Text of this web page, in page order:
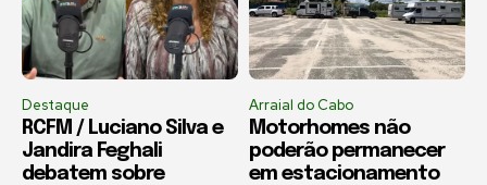
Destaque
RCFM / Luciano Silva e
Jandira Feghali
debatem sobre
Arraial do Cabo
Motorhomes não
poderão permanecer
em estacionamento